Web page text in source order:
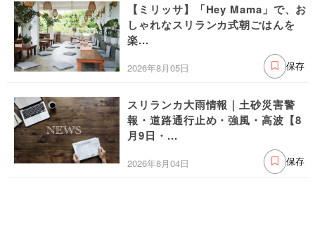
【ミリッサ】「Hey Mama」で、お
しゃれなスリランカ式朝ごはんを
楽...
2026年8月05日 保存
スリランカ大雨情報｜土砂災害警
報・道路通行止め・強風・高波【8
月9日・...
2026年8月04日 保存